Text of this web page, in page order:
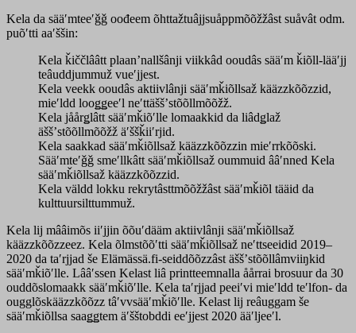
Kela da sääʹmteeʹǧǧ oođeem õhttažtuâjjsuåppmõõžžâst suåvât odm.
puõʹtti aaʹššin:
Kela ǩiččlââtt plaanʼnallšânji viikkâd ooudâs sääʹm ǩiõll-lääʹjj
teâuddjummuž vueʹjjest.
Kela veekk ooudâs aktiivlânji sääʹmǩiõllsaž kääzzkõõzzid,
mieʹldd looǥǥeeʹl neʹttäššʼstõõllmõõžž.
Kela jåårǥlâtt sääʹmǩiõʹlle lomaakkid da liâdǥlaž
äššʼstõõllmõõžž äʹššǩiiʹrjid.
Kela saakkad sääʹmǩiõllsaž kääzzkõõzzin mieʹrrkõõski.
Sääʹmteʹǧǧ smeʹllkâtt sääʹmǩiõllsaž oummuid ââʹnned Kela
sääʹmǩiõllsaž kääzzkõõzzid.
Kela väldd lokku rekrytâsttmõõžžâst sääʹmǩiõl tääid da
kulttuursilttummuž.
Kela lij mââimõs iiʹjjin õõuʹdääm aktiivlânji sääʹmǩiõllsaž
kääzzkõõzzeez. Kela õlmstõõʹtti sääʹmǩiõllsaž neʹttseeidid 2019–
2020 da taʹrjjad še Elämässä.fi-seiddõõzzâst äššʼstõõllâmviiŋkid
sääʹmǩiõʹlle. Lââʹssen Kelast liâ printteemnalla åårrai brosuur da 30
ouddõslomaakk sääʹmǩiõʹlle. Kela taʹrjjad peeiʹvi mieʹldd teʹlfon- da
ougglõskääzzkõõzz tâʹvvsääʹmǩiõʹlle. Kelast lij reâuggam še
sääʹmǩiõllsa saaǥǥtem äʹšštobddi eeʹjjest 2020 ääʹljeeʹl.